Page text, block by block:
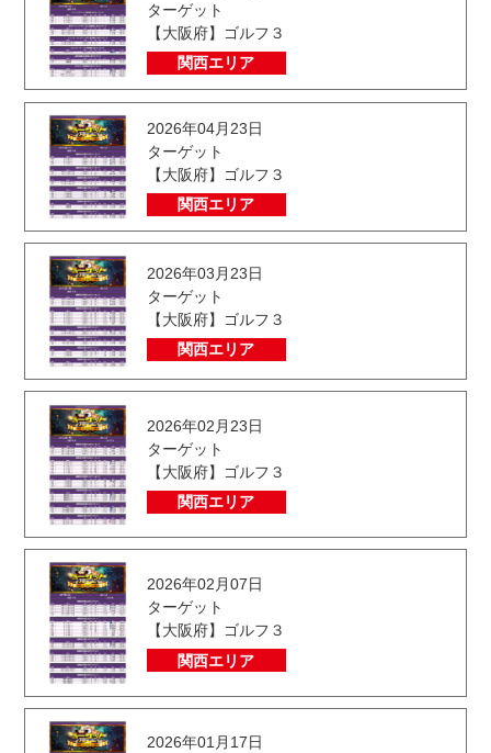
ターゲット
【大阪府】ゴルフ３
関西エリア
2026年04月23日
ターゲット
【大阪府】ゴルフ３
関西エリア
2026年03月23日
ターゲット
【大阪府】ゴルフ３
関西エリア
2026年02月23日
ターゲット
【大阪府】ゴルフ３
関西エリア
2026年02月07日
ターゲット
【大阪府】ゴルフ３
関西エリア
2026年01月17日